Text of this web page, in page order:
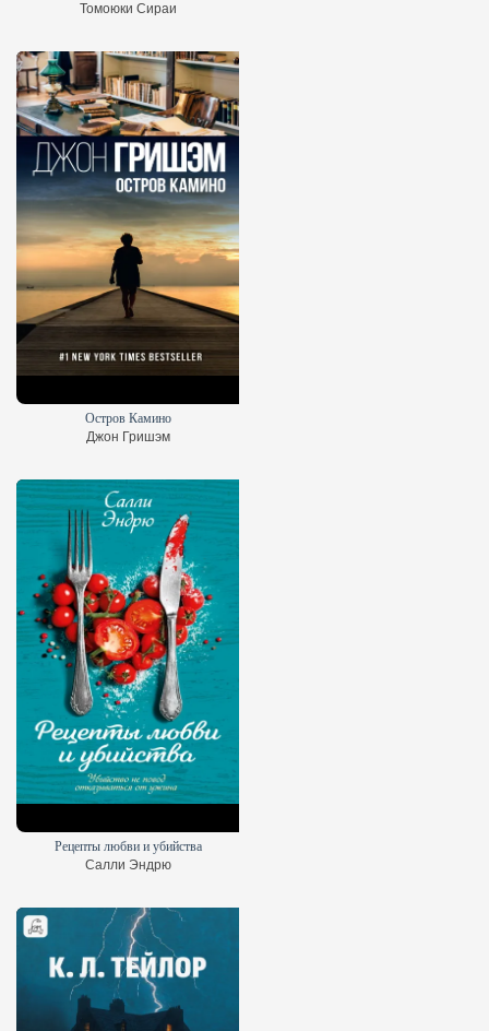
Томоюки Сираи
Остров Камино
Джон Гришэм
Рецепты любви и убийства
Салли Эндрю